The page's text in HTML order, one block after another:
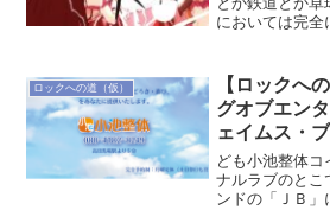
においては完全
的にはあれで
言ってます（
ロックへの道（仮）
【ロックへ
グオブエン
ェイムス・
ども小池整体
ナルラブのとこ
ンドの「ＪＢ」